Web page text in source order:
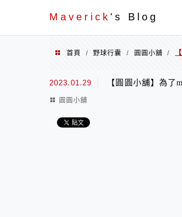
Maverick 's Blog
首頁 / 野球行囊 / 圓圓小舖 /
2023.01.29 【圓圓小舖】為
圓圓小舖